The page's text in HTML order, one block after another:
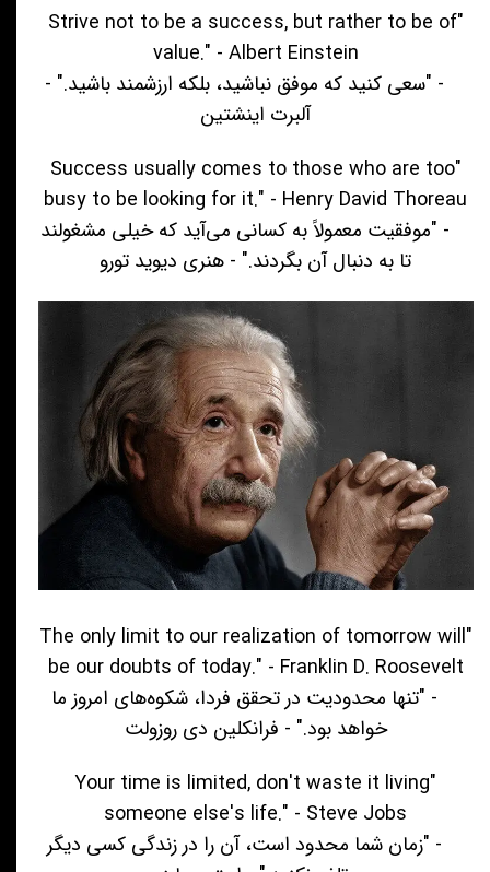
"Strive not to be a success, but rather to be of
value." - Albert Einstein
- "سعی کنید که موفق نباشید، بلکه ارزشمند باشید." -
آلبرت اینشتین
"Success usually comes to those who are too
busy to be looking for it." - Henry David Thoreau
- "موفقیت معمولاً به کسانی می‌آید که خیلی مشغولند
تا به دنبال آن بگردند." - هنری دیوید تورو
"The only limit to our realization of tomorrow will
be our doubts of today." - Franklin D. Roosevelt
- "تنها محدودیت در تحقق فردا، شکوه‌های امروز ما
خواهد بود." - فرانکلین دی روزولت
"Your time is limited, don't waste it living
someone else's life." - Steve Jobs
- "زمان شما محدود است، آن را در زندگی کسی دیگر